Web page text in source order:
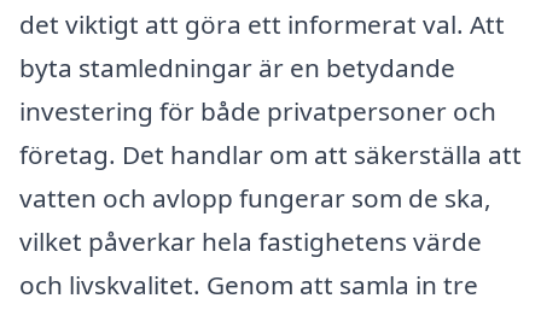
det viktigt att göra ett informerat val. Att
byta stamledningar är en betydande
investering för både privatpersoner och
företag. Det handlar om att säkerställa att
vatten och avlopp fungerar som de ska,
vilket påverkar hela fastighetens värde
och livskvalitet. Genom att samla in tre